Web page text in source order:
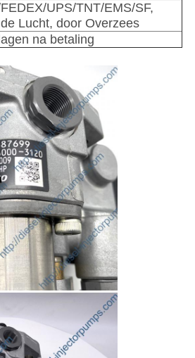
UPS/TNT/EMS/SF,
Lucht, door Overzees
na betaling